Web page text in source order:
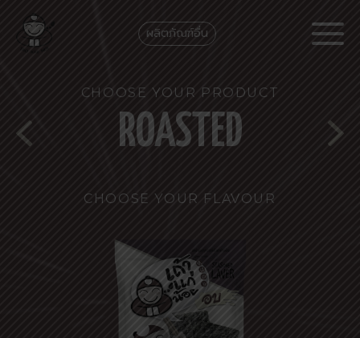
ผลิตภัณฑ์อื่น
CHOOSE YOUR PRODUCT
ROASTED
CHOOSE YOUR FLAVOUR